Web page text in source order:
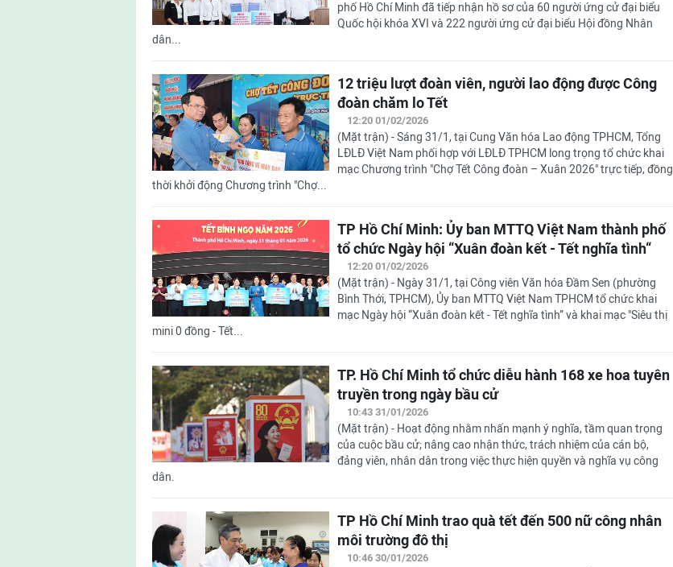
phố Hồ Chí Minh đã tiếp nhận hồ sơ của 60 người ứng cử đại biểu
Quốc hội khóa XVI và 222 người ứng cử đại biểu Hội đồng Nhân
dân...
12 triệu lượt đoàn viên, người lao động được Công
đoàn chăm lo Tết
12:20 01/02/2026
(Mặt trận) - Sáng 31/1, tại Cung Văn hóa Lao động TPHCM, Tổng
LĐLĐ Việt Nam phối hợp với LĐLĐ TPHCM long trọng tổ chức khai
mạc Chương trình "Chợ Tết Công đoàn – Xuân 2026" trực tiếp, đồng
thời khởi động Chương trình "Chợ...
TP Hồ Chí Minh: Ủy ban MTTQ Việt Nam thành phố
tổ chức Ngày hội “Xuân đoàn kết - Tết nghĩa tình“
12:20 01/02/2026
(Mặt trận) - Ngày 31/1, tại Công viên Văn hóa Đầm Sen (phường
Bình Thới, TPHCM), Ủy ban MTTQ Việt Nam TPHCM tổ chức khai
mạc Ngày hội “Xuân đoàn kết - Tết nghĩa tình” và khai mạc "Siêu thị
mini 0 đồng - Tết...
TP. Hồ Chí Minh tổ chức diễu hành 168 xe hoa tuyên
truyền trong ngày bầu cử
10:43 31/01/2026
(Mặt trận) - Hoạt động nhằm nhấn mạnh ý nghĩa, tầm quan trọng
của cuộc bầu cử; nâng cao nhận thức, trách nhiệm của cán bộ,
đảng viên, nhân dân trong việc thực hiện quyền và nghĩa vụ công
dân.
TP Hồ Chí Minh trao quà tết đến 500 nữ công nhân
môi trường đô thị
10:46 30/01/2026